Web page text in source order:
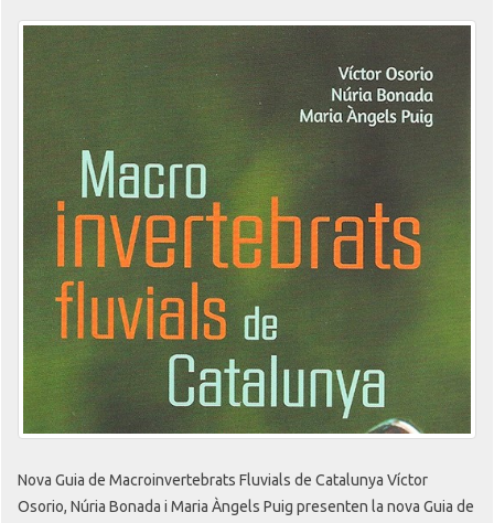
Nova Guia de Macroinvertebrats Fluvials de Catalunya Víctor
Osorio, Núria Bonada i Maria Àngels Puig presenten la nova Guia de